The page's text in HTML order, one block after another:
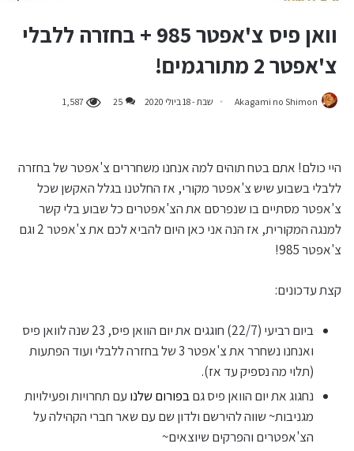
וואן פיס צ'אפטר 985 + בחזרה ללבלי
צ'אפטר 2 מתורגמים!
Akagami no Shimon שבת - 18 ביולי 2020 25
1,587
היי כולם! אתם בטח תוהים למה אנחנו משחררים צ'אפטר של בחזרה
ללבלי בשבוע שיש צ'אפטר מקורי, אז החלטנו בגלל האקשן שכל
צ'אפטר מסתיים בו שנפרסם את הצ'אפטרים כל שבוע בלי קשר
למנגה המקורית, אז הנה אני כאן היום להביא לכם את צ'אפטר 2 וגם
צ'אפטר 985!
קצת עדכונים:
ביום רביעי (22/7) חוגגים את יום הוואן פיס, 23 שנה לוואן פיס
ואנחנו נשחרר את צ'אפטר 3 של בחזרה ללבלי ועוד הפתעות
(תלוי מה נספיק עד אז).
נחגוג את יום הוואן פיס גםבפורום שלנו עם תחרויות ופעילויות
מגניבות~ שווה להירשם ולדון שם עם שאר חברי הקהילה על
הצ'אפטרים והפרקים שיוצאים~